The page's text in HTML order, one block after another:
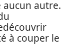
autre.
à couper le